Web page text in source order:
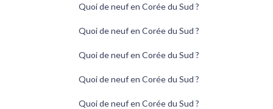
Quoi de neuf en Corée du Sud ?
Quoi de neuf en Corée du Sud ?
Quoi de neuf en Corée du Sud ?
Quoi de neuf en Corée du Sud ?
Quoi de neuf en Corée du Sud ?